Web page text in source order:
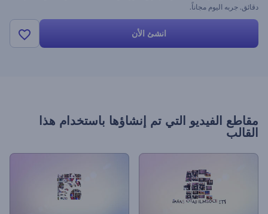
دقائق. جربه اليوم مجاناً.
انشئ الأن
مقاطع الفيديو التي تم إنشاؤها باستخدام هذا
القالب